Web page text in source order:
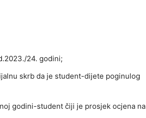
24. godini;
skrb da je student-dijete poginulog
godini-student čiji je prosjek ocjena na